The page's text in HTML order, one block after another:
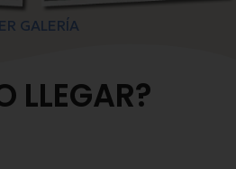
GALERÍA
LLEGAR?